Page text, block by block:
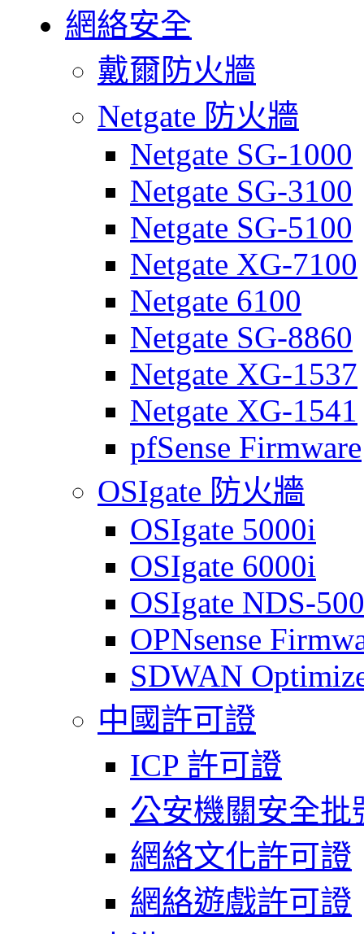
網絡安全
戴爾防火牆
Netgate 防火牆
Netgate SG-1000
Netgate SG-3100
Netgate SG-5100
Netgate XG-7100
Netgate 6100
Netgate SG-8860
Netgate XG-1537
Netgate XG-1541
pfSense Firmware
OSIgate 防火牆
OSIgate 5000i
OSIgate 6000i
OSIgate NDS-
OPNsense
SDWAN
中國許可證
ICP 許可證
公安機關安全批
網絡文化許可證
網絡遊戲許可證